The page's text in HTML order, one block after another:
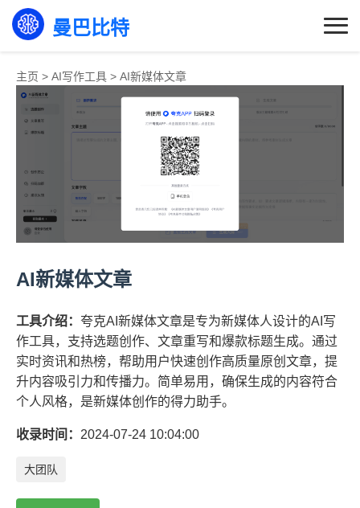
曼巴比特
主页 > AI写作工具 > AI新媒体文章
AI新媒体文章
工具介绍： 夸克AI新媒体文章是专为新媒体人设计的AI写
作工具，支持选题创作、文章重写和爆款标题生成。通过
实时资讯和热榜，帮助用户快速创作高质量原创文章，提
升内容吸引力和传播力。简单易用，确保生成的内容符合
个人风格，是新媒体创作的得力助手。
收录时间： 2024-07-24 10:04:00
大团队